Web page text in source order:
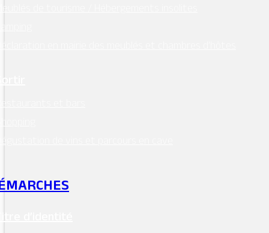
de tourisme / Hébergements insolites
en mairie des meublés et chambres d’hôtes
et bars
de vins et parcours en cave
d’identité